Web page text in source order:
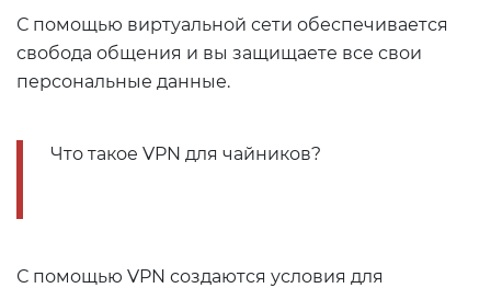
С помощью виртуальной сети обеспечивается
свобода общения и вы защищаете все свои
персональные данные.
Что такое VPN для чайников?
С помощью VPN создаются условия для